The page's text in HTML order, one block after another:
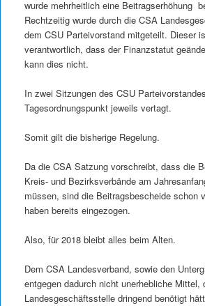
wurde mehrheitlich eine Beitragserhöhung
Rechtzeitig wurde durch die CSA
dem CSU Parteivorstand mitgeteilt. Dieser
verantwortlich, dass der Finanzstatut
kann dies nicht.
In zwei Sitzungen des CSU
Tagesordnungspunkt jeweils vertagt.
Somit gilt die bisherige Regelung.
Da die CSA Satzung vorschreibt, dass die
Kreis- und Bezirksverbände am
müssen, sind die Beitragsbescheide schon
haben bereits eingezogen.
Also, für 2018 bleibt alles beim Alten.
Dem CSA Landesverband, sowie den
entgegen dadurch nicht unerhebliche Mittel,
Landesgeschäftsstelle dringend benötigt